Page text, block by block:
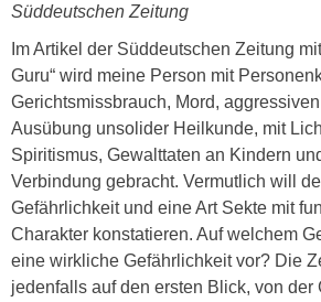
Süddeutschen Zeitung
Im Artikel der Süddeutschen Zeitung
Guru“ wird meine Person mit
Gerichtsmissbrauch, Mord,
Ausübung unsolider Heilkunde, mit
Spiritismus, Gewalttaten an Kindern
Verbindung gebracht. Vermutlich will
Gefährlichkeit und eine Art Sekte mit
Charakter konstatieren. Auf welchem
eine wirkliche Gefährlichkeit vor? Die
jedenfalls auf den ersten Blick, von der